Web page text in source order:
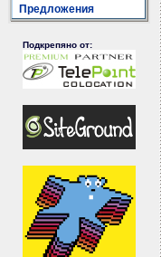
Предложения
Подкрепяно от: